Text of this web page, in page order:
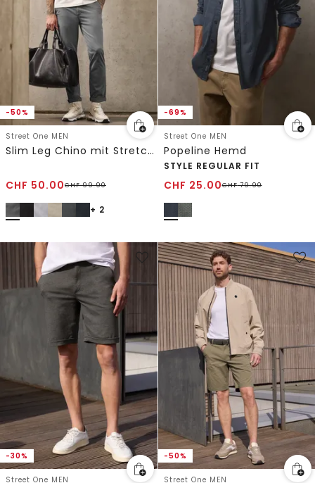
-50%
Street One MEN
Slim Leg Chino mit Stretchbund
CHF 50.00CHF99.90
+ 2
-69%
Street One MEN
Popeline Hemd
STYLE REGULAR FIT
CHF 25.00CHF79.90
-30%
Street One MEN
-50%
Street One MEN